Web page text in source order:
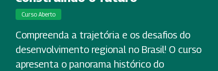
Curso Aberto
Compreenda a trajetória e os desafios do
desenvolvimento regional no Brasil! O curso
apresenta o panorama histórico do